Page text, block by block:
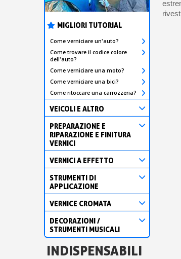
MIGLIORI TUTORIAL
Come verniciare un'auto?
Come trovare il codice colore
dell'auto?
Come verniciare una moto?
Come verniciare una bici?
Come ritoccare una carrozzeria?
VEICOLI E ALTRO
PREPARAZIONE E
RIPARAZIONE E FINITURA
VERNICI
VERNICI A EFFETTO
STRUMENTI DI
APPLICAZIONE
VERNICE CROMATA
DECORAZIONI /
STRUMENTI MUSICALI
INDISPENSABILI